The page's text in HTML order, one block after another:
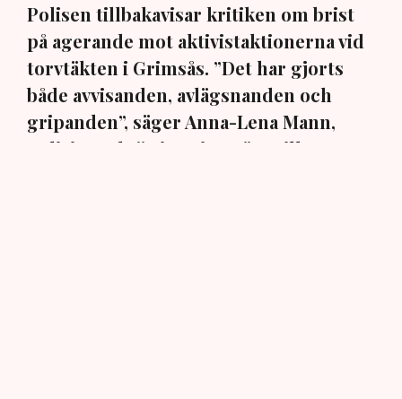
Polisen tillbakavisar kritiken om brist
på agerande mot aktivistaktionerna vid
torvtäkten i Grimsås. ”Det har gjorts
både avvisanden, avlägsnanden och
gripanden”, säger Anna-Lena Mann,
polisinspektör i region Väst, till TN.